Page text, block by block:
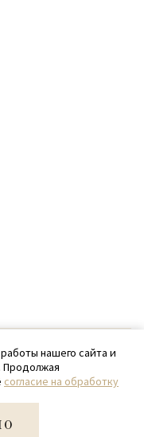
87
нашего сайта и
Продолжая
согласие на обработку